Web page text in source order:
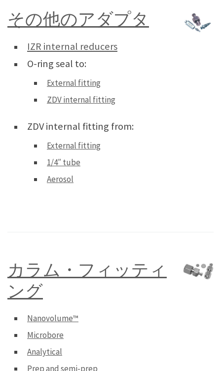
その他のアダプタ
IZR internal reducers
O-ring seal to:
External fitting
ZDV internal fitting
ZDV internal fitting from:
External fitting
1/4″ tube
Aerosol
カラム・フィッティ
ング
Nanovolume™
Microbore
Analytical
Prep and semi-prep